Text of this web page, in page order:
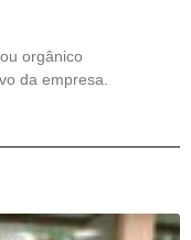
orgânico
da empresa.